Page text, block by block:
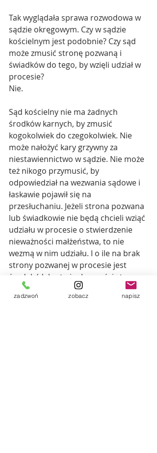
Tak wyglądała sprawa rozwodowa w
sądzie okręgowym. Czy w sądzie
kościelnym jest podobnie? Czy sąd
może zmusić stronę pozwaną i
świadków do tego, by wzięli udział w
procesie?
Nie.
Sąd kościelny nie ma żadnych
środków karnych, by zmusić
kogokolwiek do czegokolwiek. Nie
może nałożyć kary grzywny za
niestawiennictwo w sądzie. Nie może
też nikogo przymusić, by
odpowiedział na wezwania sądowe i
łaskawie pojawił się na
przesłuchaniu. Jeżeli strona pozwana
lub świadkowie nie będą chcieli wziąć
udziału w procesie o stwierdzenie
nieważności małżeństwa, to nie
wezmą w nim udziału. I o ile na brak
strony pozwanej w procesie jest
środek (dekret nieobecności strony
pozwanej w sądzie), to na
niestawiennictwo świadków nie ma.
zadzwoń zobacz napisz